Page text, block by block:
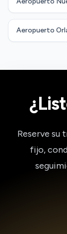
Aeropuerto
Reserve su
fijo,